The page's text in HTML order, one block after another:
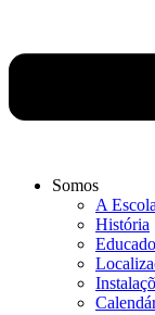
Somos
A Escola
História